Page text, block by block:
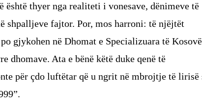
thyer nga realiteti i vonesave, dënimeve të
shpalljeve fajtor. Por, mos harroni: të njëjtët
gjykohen në Dhomat e Specializuara të
dhomave. Ata e bënë këtë duke qenë të
për çdo luftëtar që u ngrit në mbrojtje të lirisë